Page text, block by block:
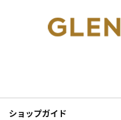
ショップガイド